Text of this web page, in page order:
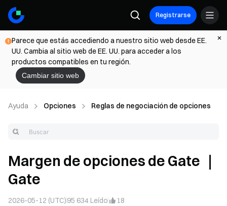
Registrarse
Parece que estás accediendo a nuestro sitio web desde EE.
UU. Cambia al sitio web de EE. UU. para acceder a los
productos compatibles en tu región.
Cambiar sitio web
Ayuda Opciones Reglas de negociación de opciones
Margen de opciones de Gate ｜
Gate
2026-05-12 (UTC)95 634 Leído 18